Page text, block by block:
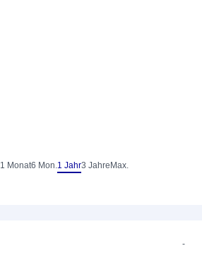
1 Monat6 Mon.1 Jahr3 Jahre Max.
-